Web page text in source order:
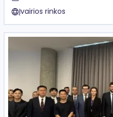
Įvairios rinkos